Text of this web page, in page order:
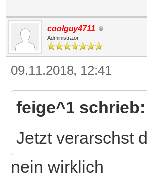
coolguy4711
Administrator
09.11.2018, 12:41
feige^1 schrieb:
Jetzt verarschst
nein wirklich